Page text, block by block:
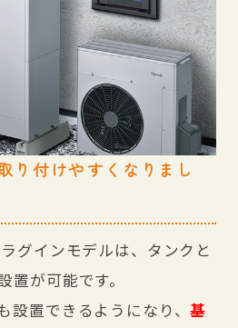
り付けやすくなりまし
グインモデルは、タンクと
置が可能です。
設置できるようになり、基